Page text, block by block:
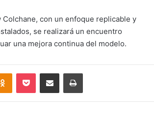
Colchane, con un enfoque replicable y
se realizará un encuentro
una mejora continua del modelo.
Odnoklassniki
Pocket Compartir via email Imprimir